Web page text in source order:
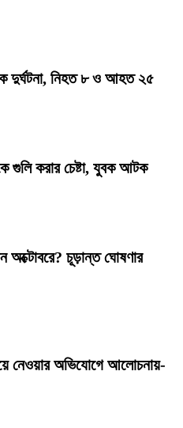
দুর্ঘটনা, নিহত ৮ ও আহত ২৫
গুলি করার চেষ্টা, যুবক আটক
অক্টোবরে? চূড়ান্ত ঘোষণার
নেওয়ার অভিযোগে আলোচনায়-